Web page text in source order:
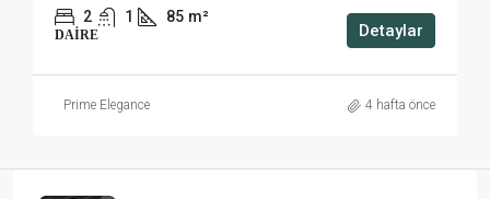
2 1 85 m²
DAIRE Detaylar
Prime Elegance 4 hafta önce